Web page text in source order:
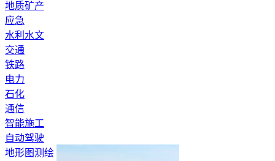
地质矿产
应急
水利水文
交通
铁路
电力
石化
通信
智能施工
自动驾驶
地形图测绘